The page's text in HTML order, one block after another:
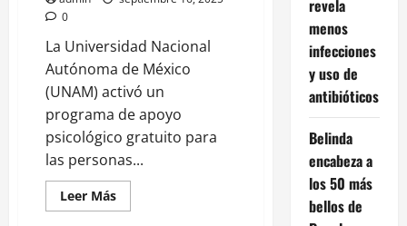
0
La Universidad Nacional
Autónoma de México
(UNAM) activó un
programa de apoyo
psicológico gratuito para
las personas...
Leer MásLeer
más
revela
menos
infecciones
y uso de
antibióticos
Belinda
encabeza a
los 50 más
bellos de